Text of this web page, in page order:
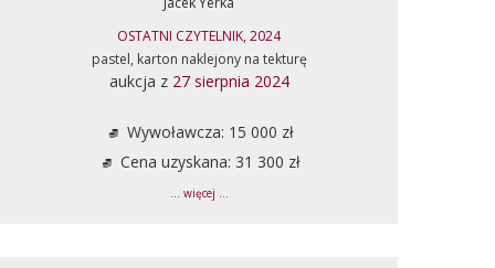
OSTATNI CZYTELNIK, 2024
pastel, karton naklejony na tekturę
aukcja z 27 sierpnia 2024
Wywoławcza: 15 000 zł
Cena uzyskana: 31 300 zł
... więcej ...